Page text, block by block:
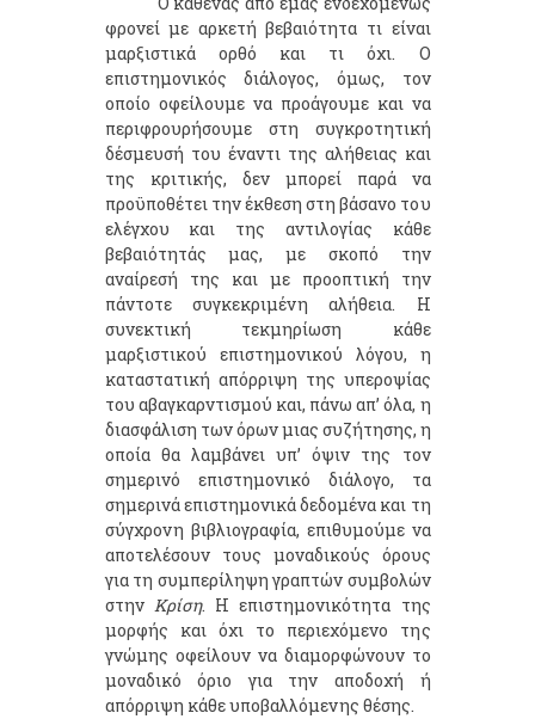
φρονεί με αρκετή βεβαιότητα τι είναι
μαρξιστικά ορθό και τι όχι. Ο
επιστημονικός διάλογος, όμως, τον
οποίο οφείλουμε να προάγουμε και να
περιφρουρήσουμε στη συγκροτητική
δέσμευσή του έναντι της αλήθειας και
της κριτικής, δεν μπορεί παρά να
προϋποθέτει την έκθεση στη βάσανο του
ελέγχου και της αντιλογίας κάθε
βεβαιότητάς μας, με σκοπό την
αναίρεσή της και με προοπτική την
πάντοτε συγκεκριμένη αλήθεια. Η
συνεκτική τεκμηρίωση κάθε
μαρξιστικού επιστημονικού λόγου, η
καταστατική απόρριψη της υπεροψίας
του αβαγκαρντισμού και, πάνω απ’ όλα, η
διασφάλιση των όρων μιας συζήτησης, η
οποία θα λαμβάνει υπ’ όψιν της τον
σημερινό επιστημονικό διάλογο, τα
σημερινά επιστημονικά δεδομένα και τη
σύγχρονη βιβλιογραφία, επιθυμούμε να
αποτελέσουν τους μοναδικούς όρους
για τη συμπερίληψη γραπτών συμβολών
στην Κρίση. Η επιστημονικότητα της
μορφής και όχι το περιεχόμενο της
γνώμης οφείλουν να διαμορφώνουν το
μοναδικό όριο για την αποδοχή ή
απόρριψη κάθε υποβαλλόμενης θέσης.